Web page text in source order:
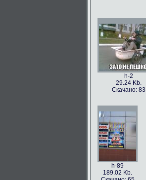
h-86973
49.56 Kb.
Скачано: 77
h-2
29.24 Kb.
Скачано: 83
h-89
189.02 Kb.